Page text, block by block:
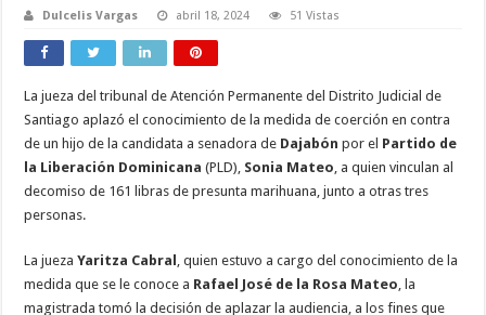
Dulcelis Vargas abril 18, 2024 51 Vistas
La jueza del tribunal de Atención Permanente del Distrito Judicial de
Santiago aplazó el conocimiento de la medida de coerción en contra
de un hijo de la candidata a senadora de Dajabón por el Partido de
la Liberación Dominicana (PLD), Sonia Mateo, a quien vinculan al
decomiso de 161 libras de presunta marihuana, junto a otras tres
personas.
La juezaYaritza Cabral , quien estuvo a cargo del conocimiento de la
medida que se le conoce a Rafael José de la Rosa Mateo, la
magistrada tomó la decisión de aplazar la audiencia, a los fines que